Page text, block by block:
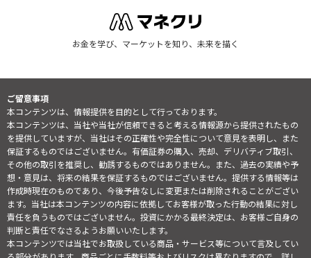
お金を学び、マーケットを知り、未来を描く
ご留意事項
本コンテンツは、情報提供を目的として行っております。
本コンテンツは、当社や当社が信頼できると考える情報源から提供されたもの
を提供していますが、当社はその正確性や完全性について意見を表明し、また
保証するものではございません。有価証券の購入、売却、デリバティブ取引、
その他の取引を推奨し、勧誘するものではありません。また、過去の実績や予
想・意見は、将来の結果を保証するものではございません。提供する情報等は
作成時現在のものであり、今後予告なしに変更または削除されることがござい
ます。当社は本コンテンツの内容に依拠してお客様が取った行動の結果に対し
責任を負うものではございません。投資にかかる最終決定は、お客様ご自身の
判断と責任でなさるようお願いいたします。
本コンテンツでは当社でお取扱している商品・サービス等について言及してい